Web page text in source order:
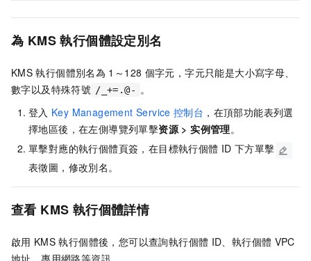
為 KMS 執行個體設定別名
KMS 執行個體別名為 1～128 個字元，字元只能是大小寫字母、
數字以及特殊符號 /_+=.@- 。
登入 Key Management Service 控制台 ，在頂部功能表列選
擇地區後，在左側導覽列單擊资源>实例管理。
單擊對應的執行個體頁簽，在目標執行個體 ID 下方單擊
表徵圖，修改別名。
查看 KMS 執行個體詳情
啟用 KMS 執行個體後，您可以查詢執行個體 ID、執行個體 VPC
地址、專用網路等資訊。